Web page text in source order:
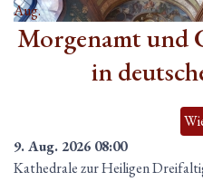
Aug.
Morgenamt und
in
9. Aug. 2026 08:00
Kathedrale zur Heiligen